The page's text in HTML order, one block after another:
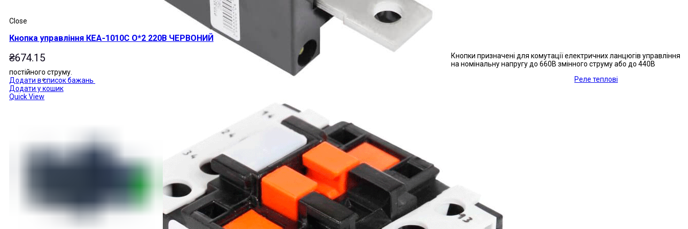
Реле теплові
Close
Кнопка управління КЕА-1010С О*2 220В ЧЕРВОНИЙ
₴674.15
Кнопки призначені для комутації електричних ланцюгів управління
на номінальну напругу до 660В змінного струму або до 440В
постійного струму.
Додати в список бажань
Додати у кошик
Quick View